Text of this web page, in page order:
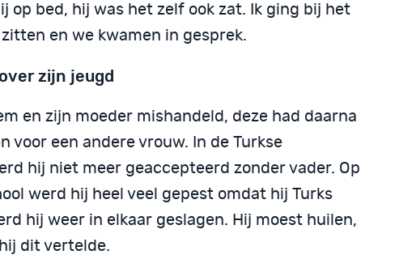
op bed, hij was het zelf ook zat. Ik ging bij het
en we kwamen in gesprek.
zijn jeugd
en zijn moeder mishandeld, deze had daarna
voor een andere vrouw. In de Turkse
hij niet meer geaccepteerd zonder vader. Op
werd hij heel veel gepest omdat hij Turks
hij weer in elkaar geslagen. Hij moest huilen,
dit vertelde.